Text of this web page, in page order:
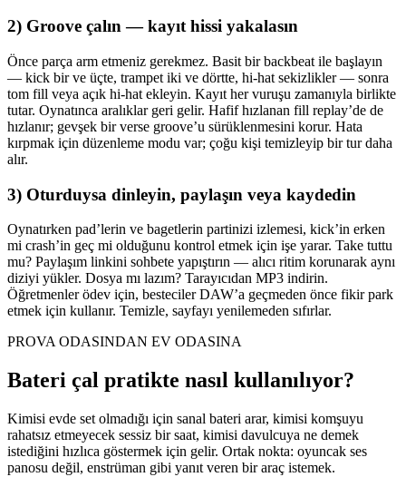
2) Groove çalın — kayıt hissi yakalasın
Önce parça arm etmeniz gerekmez. Basit bir backbeat ile başlayın
— kick bir ve üçte, trampet iki ve dörtte, hi-hat sekizlikler — sonra
tom fill veya açık hi-hat ekleyin. Kayıt her vuruşu zamanıyla birlikte
tutar. Oynatınca aralıklar geri gelir. Hafif hızlanan fill replay’de de
hızlanır; gevşek bir verse groove’u sürüklenmesini korur. Hata
kırpmak için düzenleme modu var; çoğu kişi temizleyip bir tur daha
alır.
3) Oturduysa dinleyin, paylaşın veya kaydedin
Oynatırken pad’lerin ve bagetlerin partinizi izlemesi, kick’in erken
mi crash’in geç mi olduğunu kontrol etmek için işe yarar. Take tuttu
mu? Paylaşım linkini sohbete yapıştırın — alıcı ritim korunarak aynı
diziyi yükler. Dosya mı lazım? Tarayıcıdan MP3 indirin.
Öğretmenler ödev için, besteciler DAW’a geçmeden önce fikir park
etmek için kullanır. Temizle, sayfayı yenilemeden sıfırlar.
PROVA ODASINDAN EV ODASINA
Bateri çal pratikte nasıl kullanılıyor?
Kimisi evde set olmadığı için sanal bateri arar, kimisi komşuyu
rahatsız etmeyecek sessiz bir saat, kimisi davulcuya ne demek
istediğini hızlıca göstermek için gelir. Ortak nokta: oyuncak ses
panosu değil, enstrüman gibi yanıt veren bir araç istemek.